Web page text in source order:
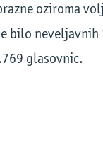
oziroma
bilo neveljavnih
glasovnic.